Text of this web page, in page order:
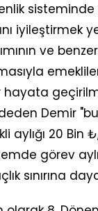
iyileştirmek
ve
hayata
Demir
aylığı 20 Bin
görev
sınırına